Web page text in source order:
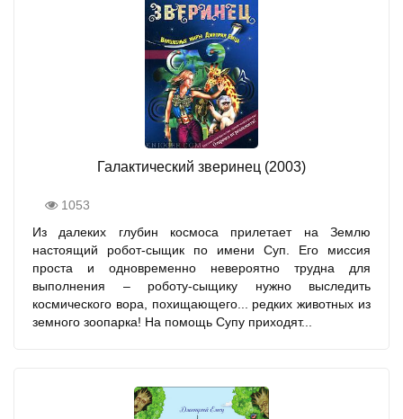
Галактический зверинец (2003)
1053
Из далеких глубин космоса прилетает на Землю
настоящий робот-сыщик по имени Суп. Его миссия
проста и одновременно невероятно трудна для
выполнения – роботу-сыщику нужно выследить
космического вора, похищающего... редких животных из
земного зоопарка! На помощь Супу приходят...